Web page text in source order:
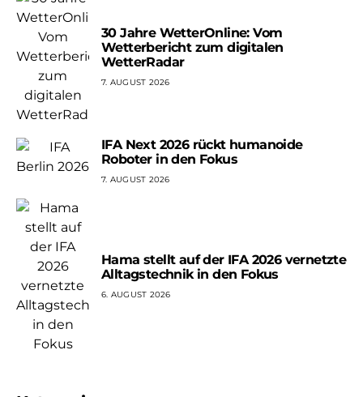
30 Jahre WetterOnline: Vom
Wetterbericht zum digitalen
WetterRadar
7. AUGUST 2026
IFA Next 2026 rückt humanoide
Roboter in den Fokus
7. AUGUST 2026
Hama stellt auf der IFA 2026 vernetzte
Alltagstechnik in den Fokus
6. AUGUST 2026